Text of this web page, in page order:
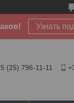
Узнать
(25) 796-11-11